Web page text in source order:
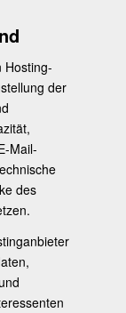
Hosting-
der
Mail-
des